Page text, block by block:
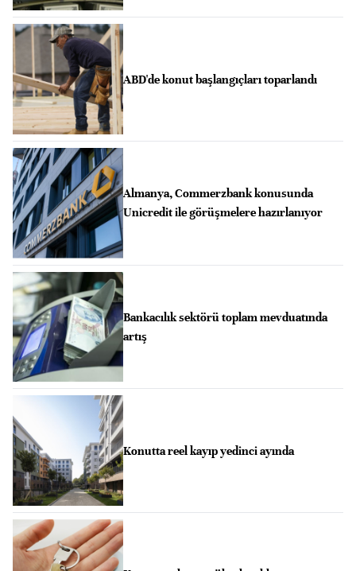
ABD'de konut başlangıçları toparlandı
Almanya, Commerzbank konusunda
Unicredit ile görüşmelere hazırlanıyor
Bankacılık sektörü toplam mevduatında
artış
Konutta reel kayıp yedinci ayında